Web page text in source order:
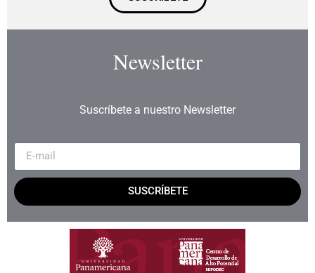
Newsletter
Suscríbete a nuestro Newsletter
SUSCRÍBETE